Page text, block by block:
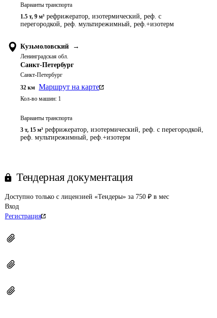
Варианты транспорта
1.5 т, 9 м³ рефрижератор, изотермический, реф. с
перегородкой, реф. мультирежимный, реф.+изотерм
Кузьмоловский →
Ленинградская обл.
Санкт-Петербург
Санкт-Петербург
32 км Маршрут на карте
Кол-во машин: 1
Варианты транспорта
3 т, 15 м³ рефрижератор, изотермический, реф. с перегородкой,
реф. мультирежимный, реф.+изотерм
Тендерная документация
Доступно только с лицензией «Тендеры» за 750 ₽ в мес
Вход
Регистрация